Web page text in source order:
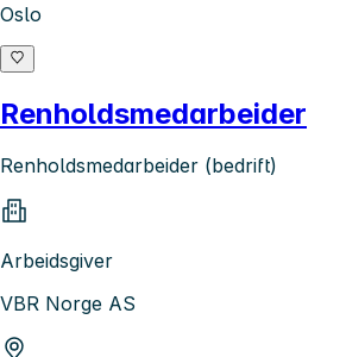
Oslo
Renholdsmedarbeider
Renholdsmedarbeider (bedrift)
Arbeidsgiver
VBR Norge AS